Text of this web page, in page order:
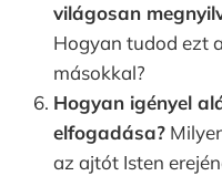
világosan
Hogyan tudod ezt
másokkal?
Hogyan igényel
elfogadása?
az ajtót Isten